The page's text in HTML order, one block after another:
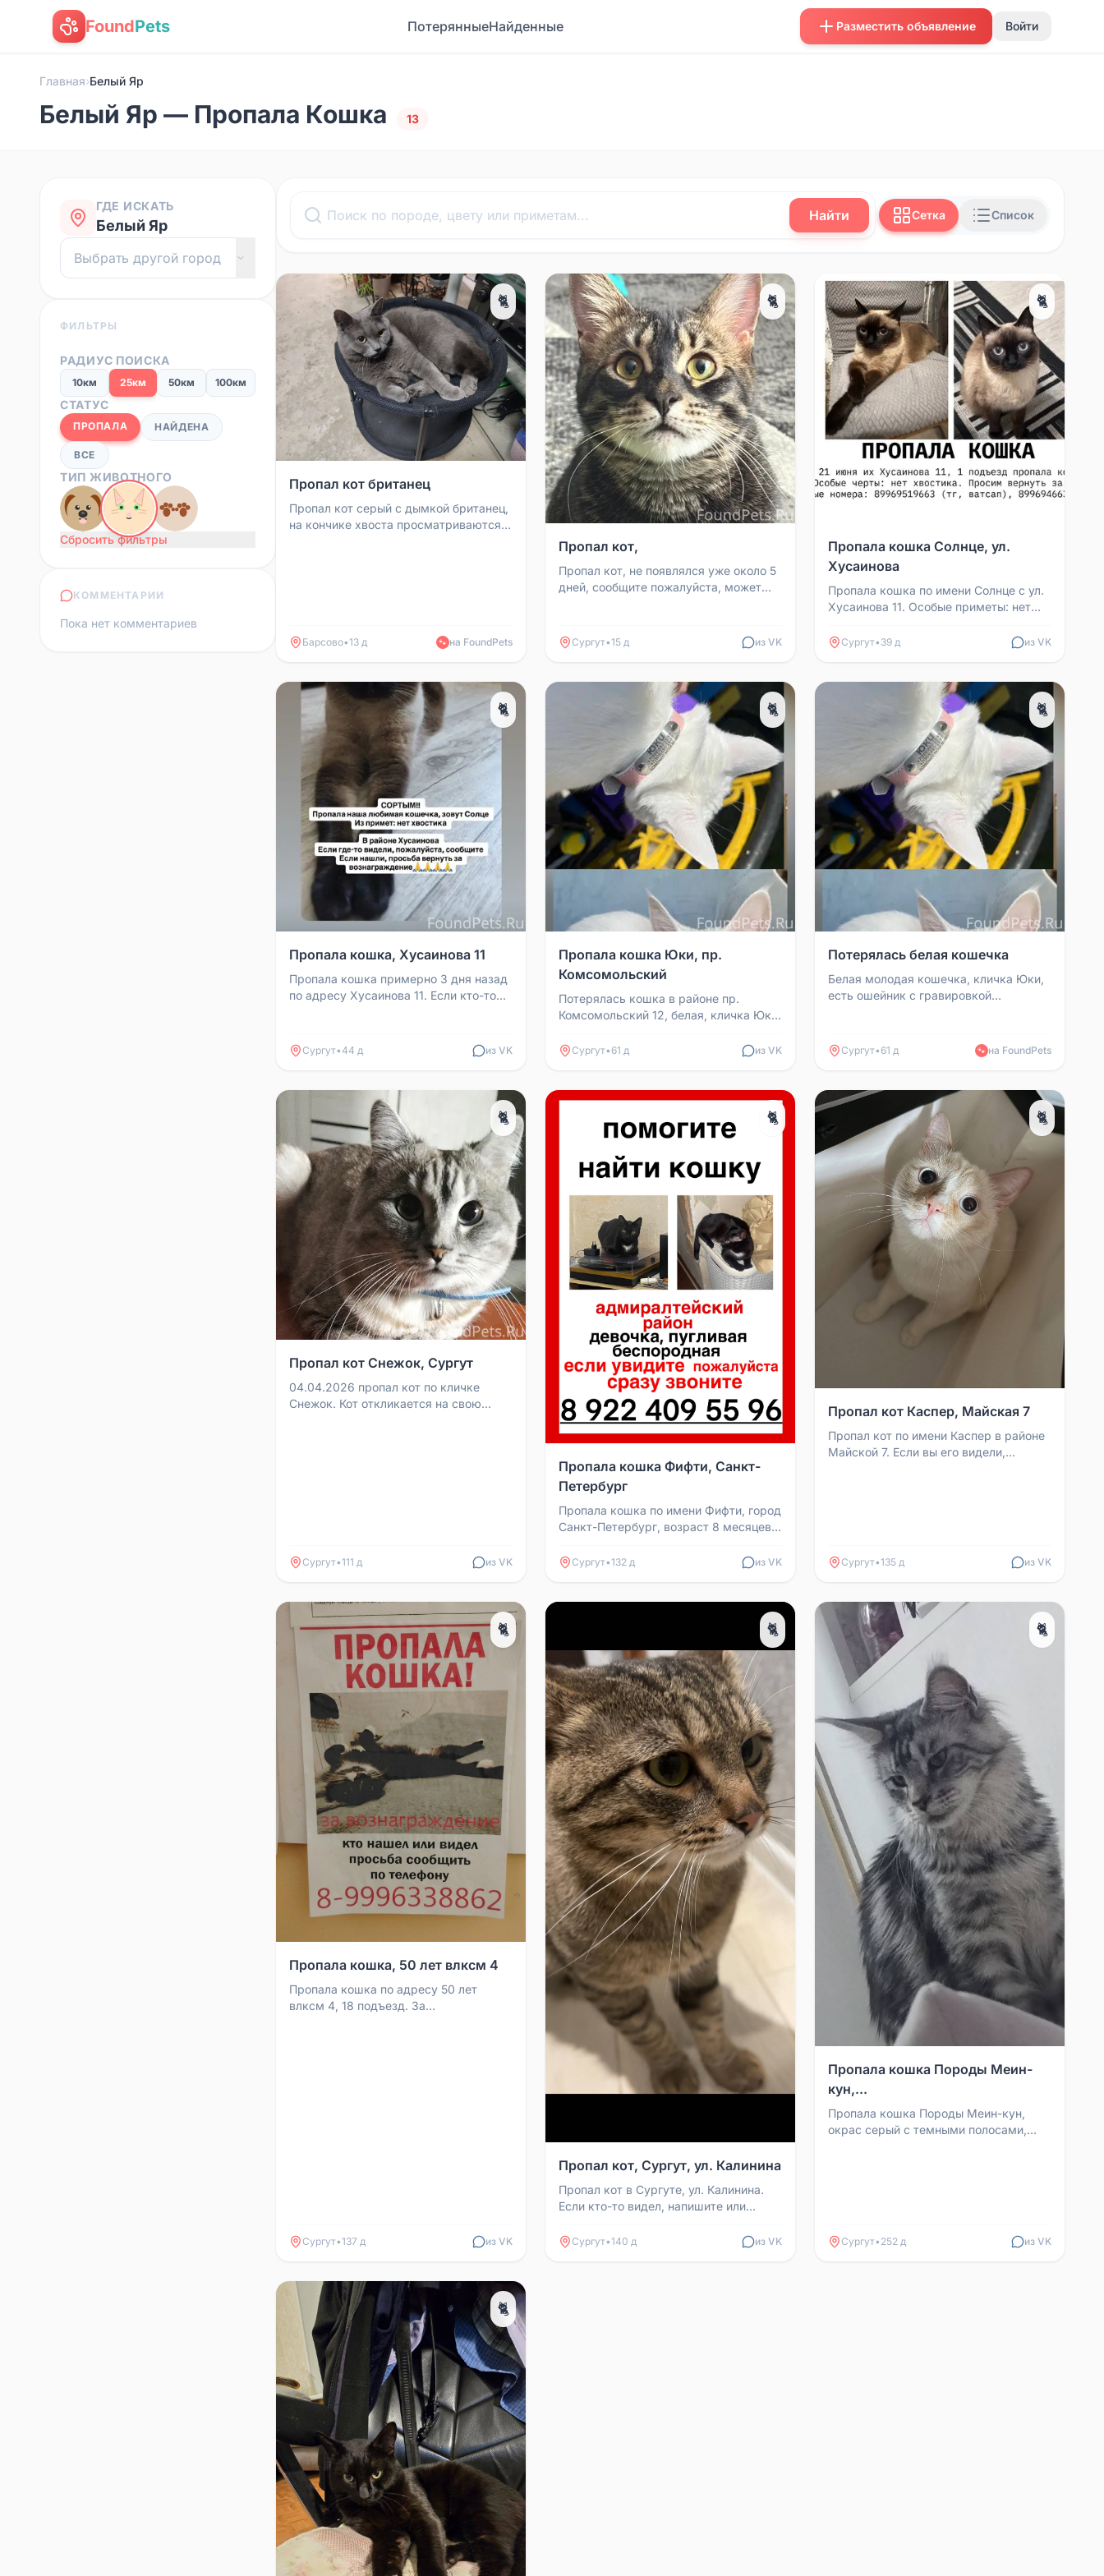
FoundPets ПотерянныеНайденные Разместить объявление Войти
Главная›Белый Яр
Белый Яр — Пропала Кошка 13
ГДЕ ИСКАТЬ
Белый Яр
ФИЛЬТРЫ
РАДИУС ПОИСКА
10км 25км 50км 100км
СТАТУС
ПРОПАЛА НАЙДЕНА
ВСЕ
ТИП ЖИВОТНОГО
Сбросить фильтры
КОММЕНТАРИИ
Пока нет комментариев
Найти Сетка Список
🐈
Пропал кот британец
Пропал кот серый с дымкой британец,
на кончике хвоста просматриваются
Барсово•13 д 🐾 на FoundPets
🐈
Пропал кот,
Пропал кот, не появлялся уже около 5
дней, сообщите пожалуйста, может
Сургут•15 д из VK
🐈
Пропала кошка Солнце, ул.
Хусаинова
Пропала кошка по имени Солнце с ул.
Хусаинова 11. Особые приметы: нет
Если кому-то ...
Сургут• 39 д из VK
🐈
Пропала кошка, Хусаинова 11
Пропала кошка примерно 3 дня назад
по адресу Хусаинова 11. Если кто-то
Сургут•44 д из VK
🐈
Пропала кошка Юки, пр.
Комсомольский
Потерялась кошка в районе пр.
Комсомольский 12, белая, кличка Юки.
телефоны. Тел. 89088...
Сургут•61 д из VK
🐈
Потерялась белая кошечка
Белая молодая кошечка, кличка Юки,
есть ошейник с гравировкой
Сургут•61 д 🐾 на FoundPets
🐈
Пропал кот Снежок, Сургут
04.04.2026 пропал кот по кличке
Снежок. Кот откликается на свою
Сургут•111 д из VK
🐈
Пропала кошка Фифти, Санкт-
Петербург
Пропала кошка по имени Фифти, город
Санкт-Петербург, возраст 8 месяцев,
в районе ули...
Сургут•132 д из VK
🐈
Пропал кот Каспер, Майская 7
Пропал кот по имени Каспер в районе
Майской 7. Если вы его видели,
Сургут•135 д из VK
🐈
Пропала кошка, 50 лет влксм 4
Пропала кошка по адресу 50 лет
влксм 4, 18 подъезд. За
Сургут•137 д из VK
🐈
Пропал кот, Сургут, ул. Калинина
Пропал кот в Сургуте, ул. Калинина.
Если кто-то видел, напишите или
Сургут•140 д из VK
🐈
Пропала кошка Породы Меин-
кун,...
Пропала кошка Породы Меин-кун,
окрас серый с темными полосами,
Сургут• 252 д из VK
🐈